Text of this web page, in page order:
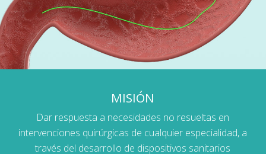
MISIÓN
Dar respuesta a necesidades no resueltas en
intervenciones quirúrgicas de cualquier especialidad, a
través del desarrollo de dispositivos sanitarios